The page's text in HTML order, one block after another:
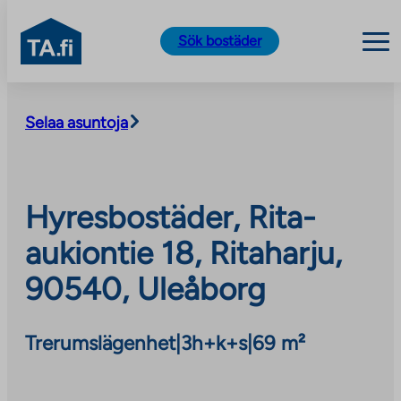
content
TA.fi
Sök bostäder
Selaa asuntoja
Hyresbostäder, Rita-
aukiontie 18, Ritaharju,
90540, Uleåborg
Trerumslägenhet| 3h+k+s| 69 m²